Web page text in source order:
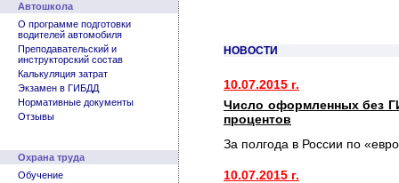
Автошкола
О программе подготовки
водителей автомобиля
Преподавательский и
инструкторский состав
Калькуляция затрат
Экзамен в ГИБДД
Нормативные документы
Отзывы
Охрана труда
Обучение
НОВОСТИ
10.07.2015 г.
Число оформленных без
процентов
За полгода в России по
10.07.2015 г.